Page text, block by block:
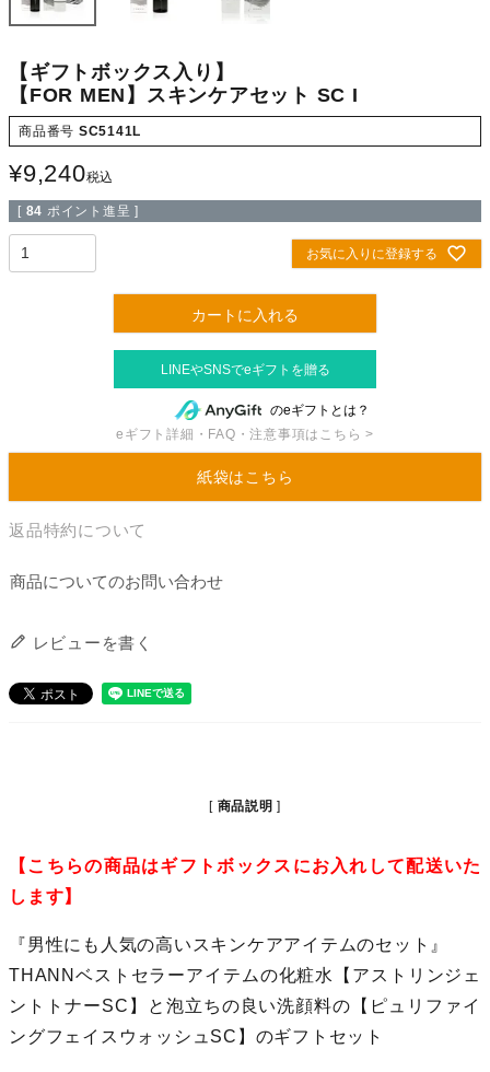
【ギフトボックス入り】
【FOR MEN】スキンケアセット SC I
商品番号 SC5141L
¥9,240税込
[ 84 ポイント進呈 ]
お気に入りに登録する
カートに入れる
のeギフトとは？
eギフト詳細・FAQ・注意事項はこちら >
紙袋はこちら
返品特約について
商品についてのお問い合わせ
レビューを書く
商品説明
【こちらの商品はギフトボックスにお入れして配送いた
します】
『男性にも人気の高いスキンケアアイテムのセット』
THANNベストセラーアイテムの化粧水【アストリンジェ
ントトナーSC】と泡立ちの良い洗顔料の【ピュリファイ
ングフェイスウォッシュSC】のギフトセット